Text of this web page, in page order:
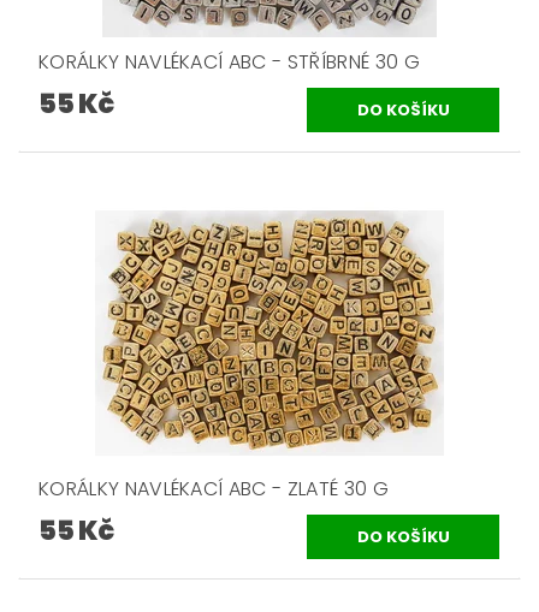
KORÁLKY NAVLÉKACÍ ABC - STŘÍBRNÉ 30 G
55 Kč
KORÁLKY NAVLÉKACÍ ABC - ZLATÉ 30 G
55 Kč